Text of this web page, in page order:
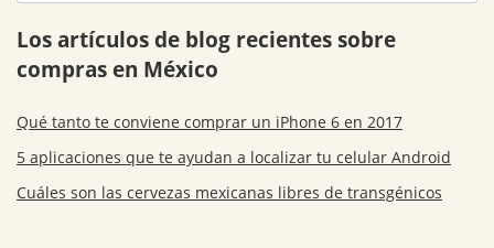
Los artículos de blog recientes sobre
compras en México
Qué tanto te conviene comprar un iPhone 6 en 2017
5 aplicaciones que te ayudan a localizar tu celular Android
Cuáles son las cervezas mexicanas libres de transgénicos